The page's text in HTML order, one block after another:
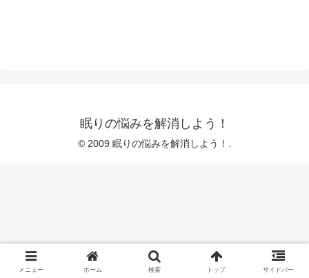
眠りの悩みを解消しよう！
© 2009 眠りの悩みを解消しよう！.
メニュー ホーム 検索 トップ サイドバー